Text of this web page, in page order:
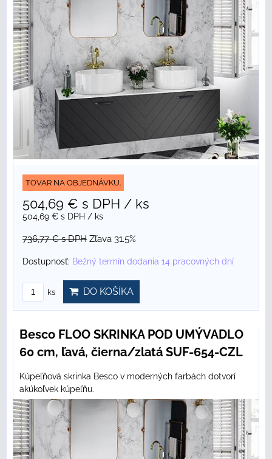
TOVAR NA OBJEDNÁVKU.
504,69 € s DPH / ks
504,69 € s DPH / ks
736,77 €s DPH Zľava 31.5%
Dostupnosť: Bežný termín dodania 14 pracovných dní
ks DO KOŠÍKA
Besco FLOO SKRINKA POD UMÝVADLO
60 cm, ľavá, čierna/zlatá SUF-654-CZL
Kúpeľňová skrinka Besco v moderných farbách dotvorí
akúkoľvek kúpeľňu.